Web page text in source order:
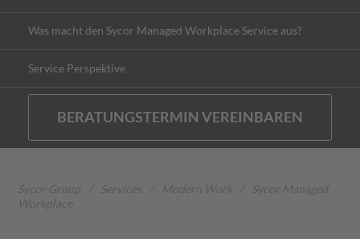
Was macht den Sycor Managed Workplace Service aus?
Service Perspektive
BERATUNGSTERMIN VEREINBAREN
Sycor Group Services Modern Work
Sycor Managed
Workplace